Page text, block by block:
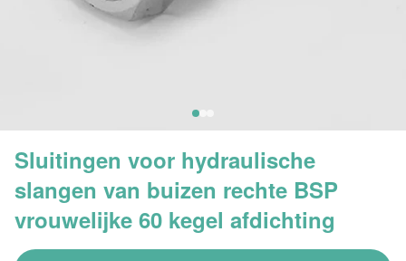
Sluitingen voor hydraulische
slangen van buizen rechte BSP
vrouwelijke 60 kegel afdichting